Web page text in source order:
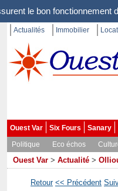
le bon fonctionnement
Actualités Immobilier
Ouest Var Six Fours Sanary
Politique
Eco échos
Ouest Var > Actualité >
Retour << Précédent